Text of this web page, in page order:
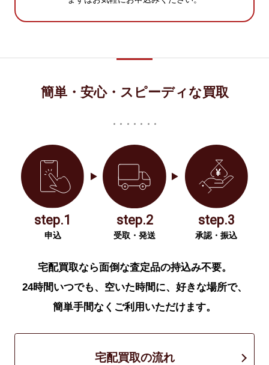
簡単・安心・スピーディな買取
step.1
申込
step.2
受取・発送
step.3
承認・振込
宅配買取なら面倒な査定品の持込み不要。
24時間いつでも、空いた時間に、好きな場所で、
簡単手間なくご利用いただけます。
宅配買取の流れ